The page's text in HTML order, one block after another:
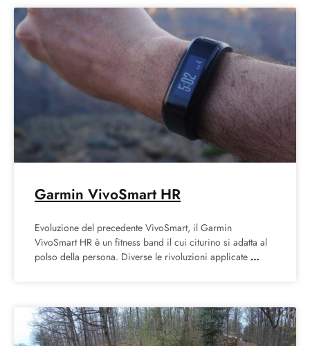
Garmin VivoSmart HR
Evoluzione del precedente VivoSmart, il Garmin
VivoSmart HR è un fitness band il cui citurino si adatta al
polso della persona. Diverse le rivoluzioni applicate